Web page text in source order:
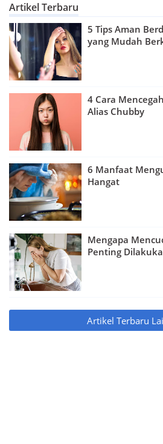
Artikel Terbaru
5 Tips Aman
yang Mudah
4 Cara
Alias Chubby
6 Manfaat
Hangat
Mengapa
Penting
Artikel Terbaru